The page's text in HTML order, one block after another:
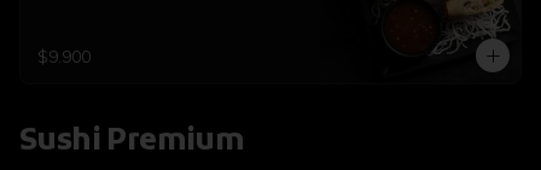
$9.900
Sushi Premium